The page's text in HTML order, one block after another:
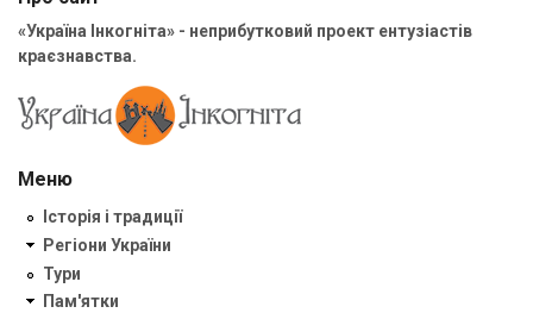
«Україна Інкогніта» - неприбутковий проект ентузіастів
краєзнавства.
Меню
Історія і традиції
Регіони України
Тури
Пам'ятки